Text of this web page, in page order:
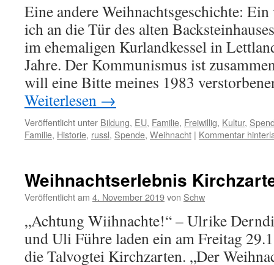
Eine andere Weihnachtsgeschichte:
ich an die Tür des alten
im ehemaligen Kurlandkessel in
Jahre. Der Kommunismus ist
will eine Bitte meines 1983
Weiterlesen →
Veröffentlicht unter Bildung, EU, Familie, Freiwillig, Kultur,
Familie, Historie, russl, Spende, Weihnacht | Kommentar
Weihnachtserlebnis
Veröffentlicht am 4. November 2019von Schw
„Achtung Wiihnachte!“ – Ulrike
und Uli Führe laden ein am Freitag
die Talvogtei Kirchzarten. „Der